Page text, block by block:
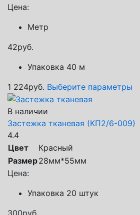
Цена:
Метр
42руб.
Упаковка 40 м
1 224руб. Выберите параметры
В наличии
Застежка тканевая (КП2/6-009)
4.4
Цвет
Красный
Размер28мм*55мм
Цена:
Упаковка 20 штук